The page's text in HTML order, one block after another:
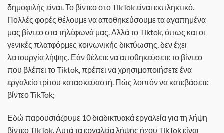
δημοφιλής είναι. Το βίντεο στο TikTok είναι εκπληκτικό.
Πολλές φορές θέλουμε να αποθηκεύσουμε τα αγαπημένα
μας βίντεο στα τηλέφωνά μας. Αλλά το Tiktok, όπως και οι
γενικές πλατφόρμες κοινωνικής δικτύωσης, δεν έχει
λειτουργία λήψης. Εάν θέλετε να αποθηκεύσετε το βίντεο
που βλέπει το Tiktok, πρέπει να χρησιμοποιήσετε ένα
εργαλείο τρίτου κατασκευαστή. Πώς λοιπόν να κατεβάσετε
βίντεο TikTok;
Εδώ παρουσιάζουμε 10 διαδικτυακά εργαλεία για τη λήψη
βίντεο TikTok. Αυτά τα εργαλεία λήψης ήχου TikTok είναι